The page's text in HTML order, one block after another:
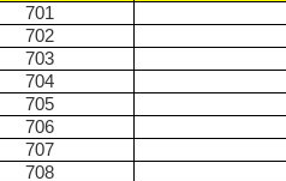
701
702
703
704
705
706
707
708